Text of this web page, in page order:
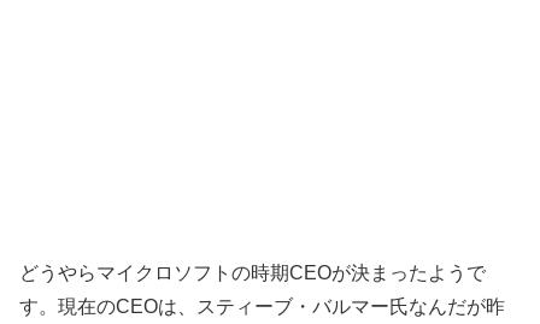
どうやらマイクロソフトの時期CEOが決まったようで
す。現在のCEOは、スティーブ・バルマー氏なんだが昨